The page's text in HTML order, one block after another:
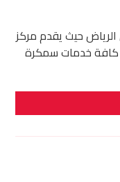
حيث يقدم مركز
كافة خدمات سمكرة